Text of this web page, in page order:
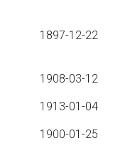
1897-12-22
1908-03-12
1913-01-04
1900-01-25